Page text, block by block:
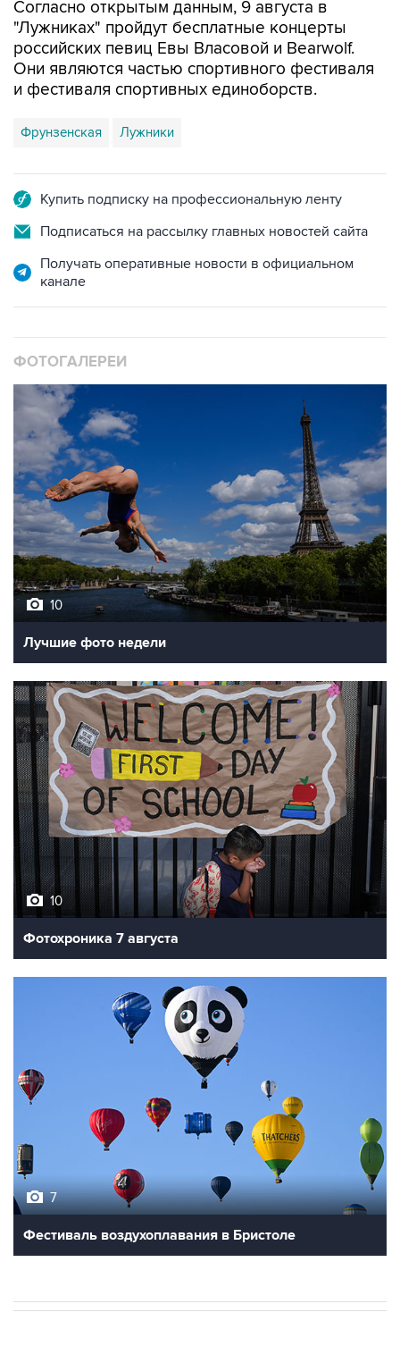
Согласно открытым данным, 9 августа в
"Лужниках" пройдут бесплатные концерты
российских певиц Евы Власовой и Bearwolf.
Они являются частью спортивного фестиваля
и фестиваля спортивных единоборств.
Фрунзенская Лужники
Купить подписку на профессиональную ленту
Подписаться на рассылку главных новостей сайта
Получать оперативные новости в официальном
канале
ФОТОГАЛЕРЕИ
10
Лучшие фото недели
10
Фотохроника 7 августа
7
Фестиваль воздухоплавания в Бристоле